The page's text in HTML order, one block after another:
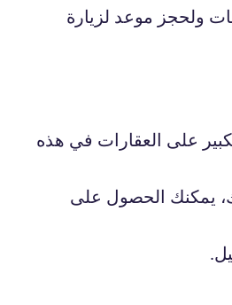
ولحجز موعد لزيارة
على العقارات في هذه
يمكنك الحصول على